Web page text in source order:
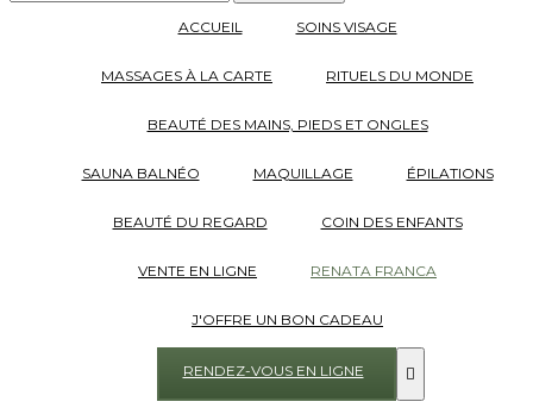
ACCUEIL SOINS VISAGE
MASSAGES À LA CARTE RITUELS DU MONDE
BEAUTÉ DES MAINS, PIEDS ET ONGLES
SAUNA BALNÉO MAQUILLAGE ÉPILATIONS
BEAUTÉ DU REGARD COIN DES ENFANTS
VENTE EN LIGNE RENATA FRANCA
J'OFFRE UN BON CADEAU
RENDEZ-VOUS EN LIGNE 